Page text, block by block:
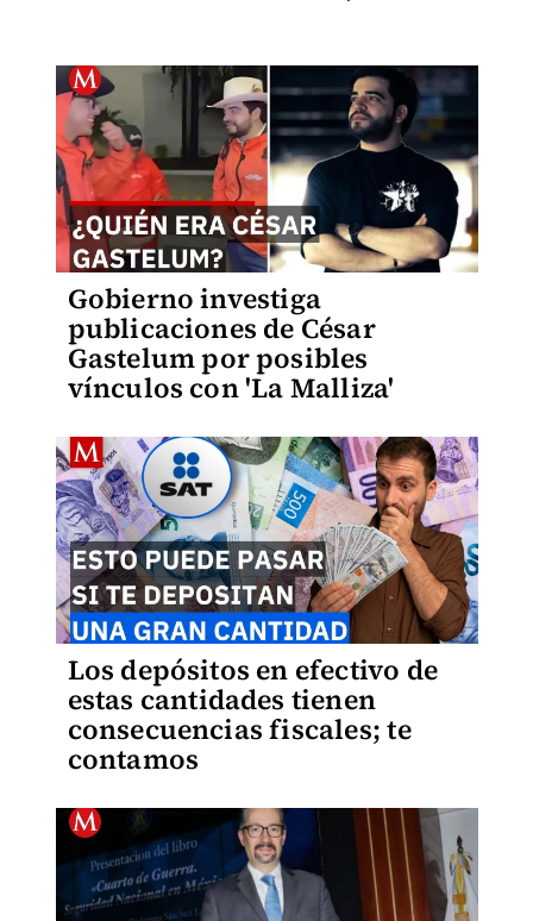
Gobierno investiga
publicaciones de César
Gastelum por posibles
vínculos con 'La Malliza'
Los depósitos en efectivo de
estas cantidades tienen
consecuencias fiscales; te
contamos